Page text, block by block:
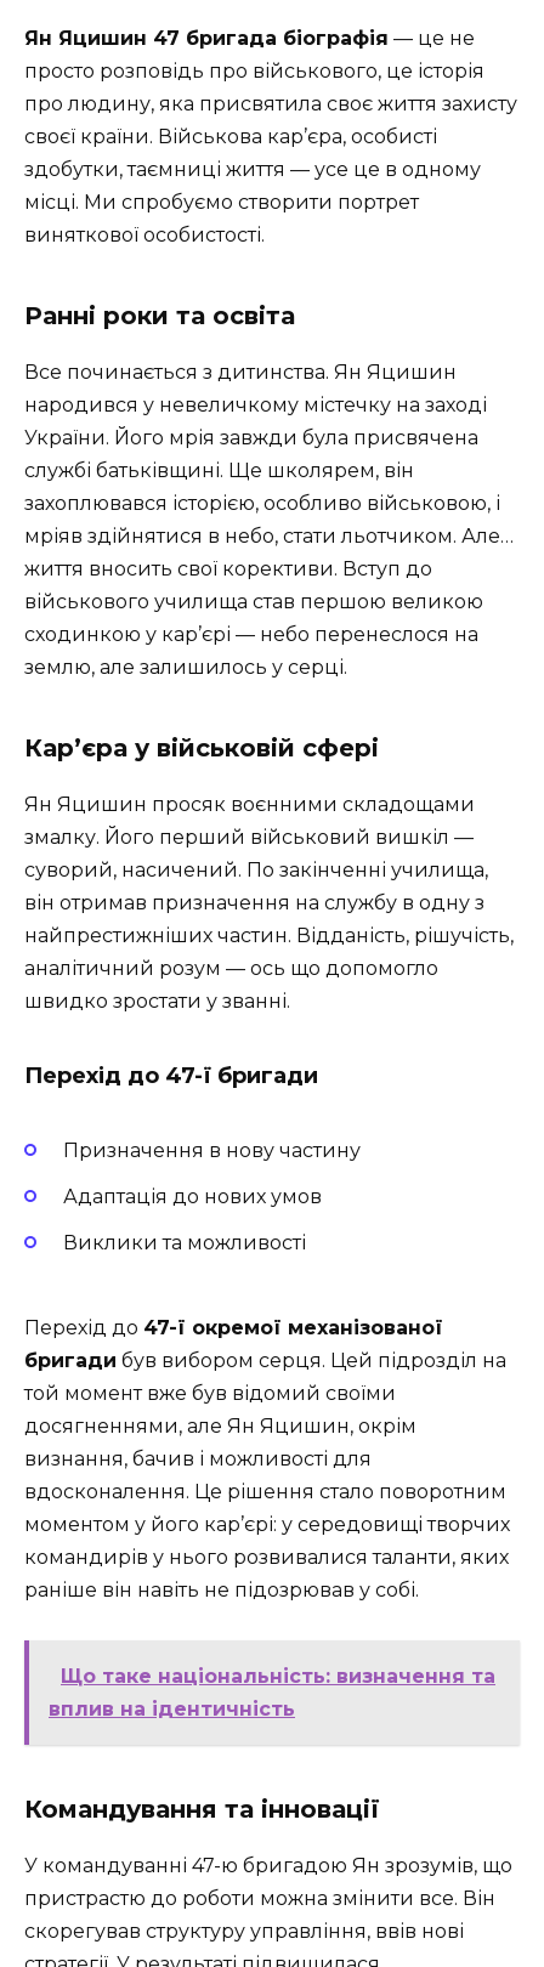
Ян Яцишин 47 бригада біографія — це не
просто розповідь про військового, це історія
про людину, яка присвятила своє життя захисту
своєї країни. Військова кар’єра, особисті
здобутки, таємниці життя — усе це в одному
місці. Ми спробуємо створити портрет
виняткової особистості.
Ранні роки та освіта
Все починається з дитинства. Ян Яцишин
народився у невеличкому містечку на заході
України. Його мрія завжди була присвячена
службі батьківщині. Ще школярем, він
захоплювався історією, особливо військовою, і
мріяв здійнятися в небо, стати льотчиком. Але…
життя вносить свої корективи. Вступ до
військового училища став першою великою
сходинкою у кар’єрі — небо перенеслося на
землю, але залишилось у серці.
Кар’єра у військовій сфері
Ян Яцишин просяк воєнними складощами
змалку. Його перший військовий вишкіл —
суворий, насичений. По закінченні училища,
він отримав призначення на службу в одну з
найпрестижніших частин. Відданість, рішучість,
аналітичний розум — ось що допомогло
швидко зростати у званні.
Перехід до 47-ї бригади
Призначення в нову частину
Адаптація до нових умов
Виклики та можливості
Перехід до 47-ї окремої механізованої
бригади був вибором серця. Цей підрозділ на
той момент вже був відомий своїми
досягненнями, але Ян Яцишин, окрім
визнання, бачив і можливості для
вдосконалення. Це рішення стало поворотним
моментом у його кар’єрі: у середовищі творчих
командирів у нього розвивалися таланти, яких
раніше він навіть не підозрював у собі.
Що таке національність: визначення та
вплив на ідентичність
Командування та інновації
У командуванні 47-ю бригадою Ян зрозумів, що
пристрастю до роботи можна змінити все. Він
скорегував структуру управління, ввів нові